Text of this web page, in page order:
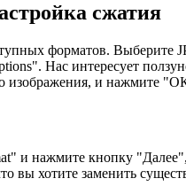
сжатия
форматов. Выберите
Нас интересует
изображения, и нажмите
и нажмите кнопку
вы хотите заменить